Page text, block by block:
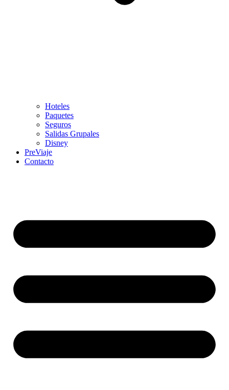
Hoteles
Paquetes
Seguros
Salidas Grupales
Disney
PreViaje
Contacto